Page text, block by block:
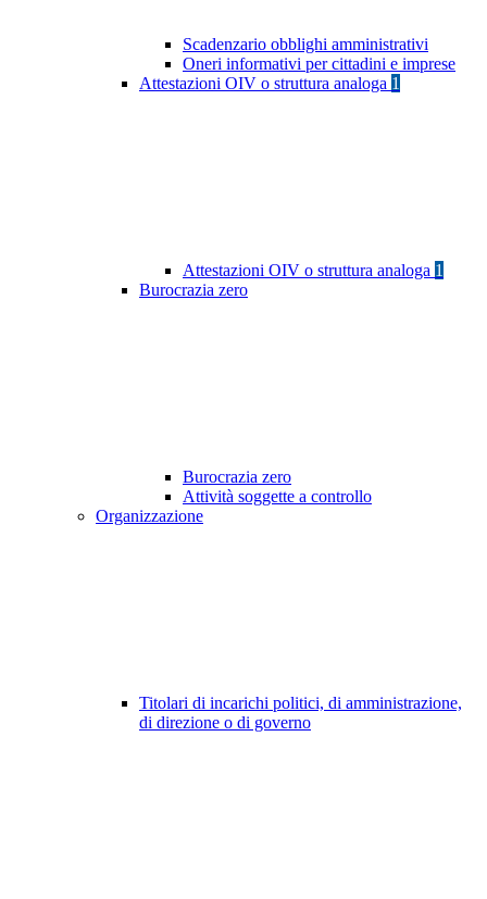
Scadenzario obblighi amministrativi
Oneri informativi per cittadini e imprese
Attestazioni OIV o struttura analoga 1
Attestazioni OIV o struttura analoga 1
Burocrazia zero
Burocrazia zero
Attività soggette a controllo
Organizzazione
Titolari di incarichi politici, di amministrazione,
di direzione o di governo